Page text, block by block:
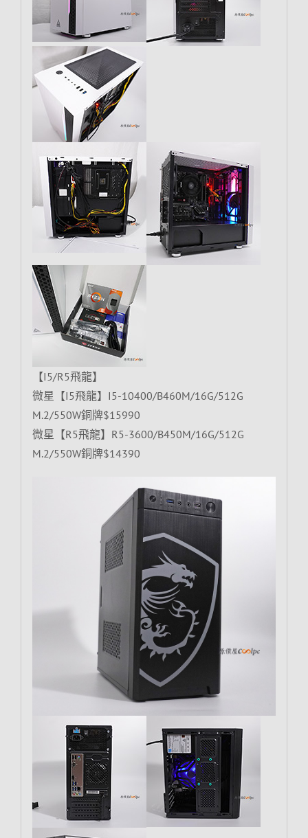
【I5/R5飛龍】
微星【I5飛龍】I5-10400/B460M/16G/512G
M.2/550W銅牌$15990
微星【R5飛龍】R5-3600/B450M/16G/512G
M.2/550W銅牌$14390